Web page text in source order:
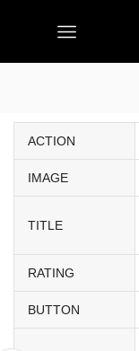
ACTION
IMAGE
TITLE
RATING
BUTTON